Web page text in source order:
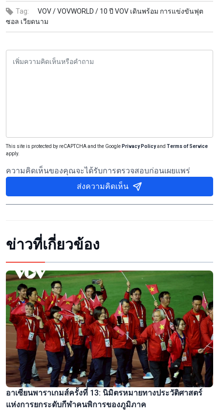
Tag: VOV /VOVWORLD / 10 ปี VOV เดินพร้อม การแข่งขันฟุต
ซอล เวียดนาม
This site is protected by reCAPTCHA and the Google Privacy Policyand Terms of Service
apply.
ความคิดเห็นของคุณจะได้รับการตรวจสอบก่อนเผยแพร่
ส่งความคิดเห็น
ข่าวที่เกี่ยวข้อง
อาเซียนพาราเกมส์ครั้งที่ 13: นิมิตรหมายทางประวัติศาสตร์
แห่งการยกระดับกีฬาคนพิการของภูมิภาค